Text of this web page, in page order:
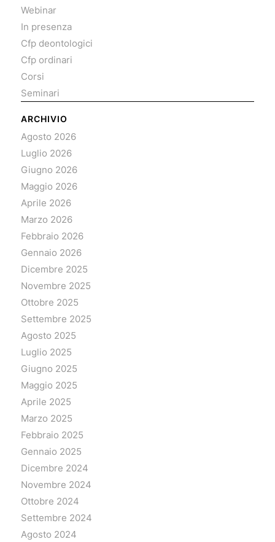
Webinar
In presenza
Cfp deontologici
Cfp ordinari
Corsi
Seminari
ARCHIVIO
Agosto 2026
Luglio 2026
Giugno 2026
Maggio 2026
Aprile 2026
Marzo 2026
Febbraio 2026
Gennaio 2026
Dicembre 2025
Novembre 2025
Ottobre 2025
Settembre 2025
Agosto 2025
Luglio 2025
Giugno 2025
Maggio 2025
Aprile 2025
Marzo 2025
Febbraio 2025
Gennaio 2025
Dicembre 2024
Novembre 2024
Ottobre 2024
Settembre 2024
Agosto 2024